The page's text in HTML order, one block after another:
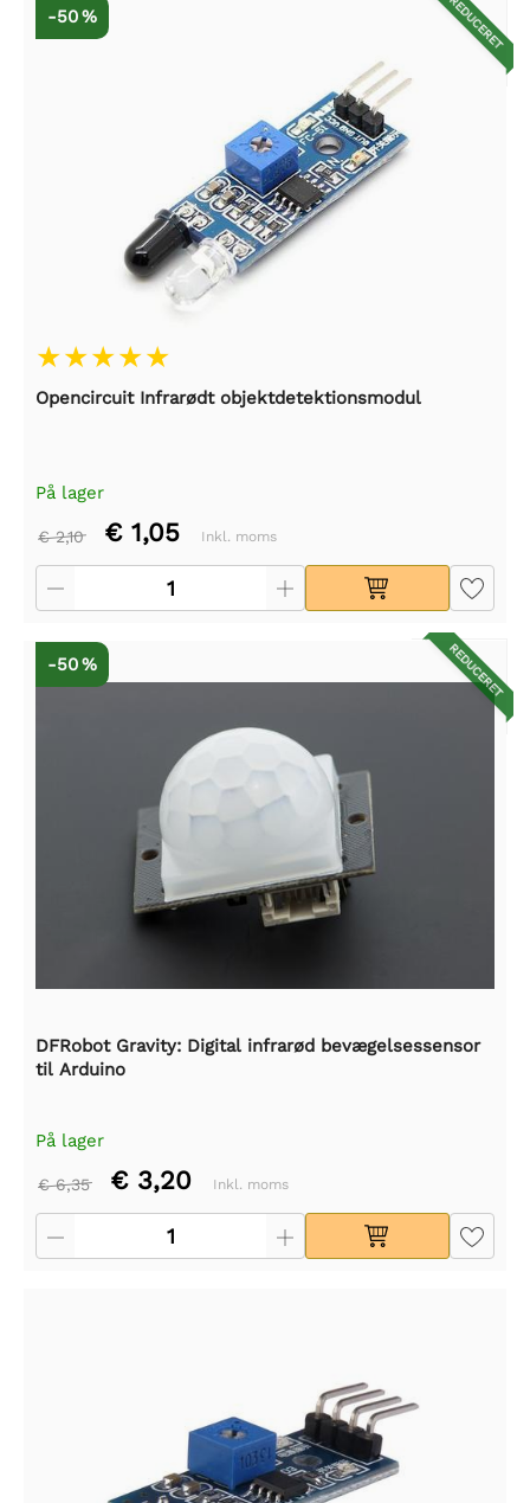
REDUCERET
-50 %
Opencircuit Infrarødt objektdetektionsmodul
På lager
€ 2,10 € 1,05 Inkl. moms
REDUCERET
-50 %
DFRobot Gravity: Digital infrarød bevægelsessensor
til Arduino
På lager
€ 6,35 € 3,20 Inkl. moms